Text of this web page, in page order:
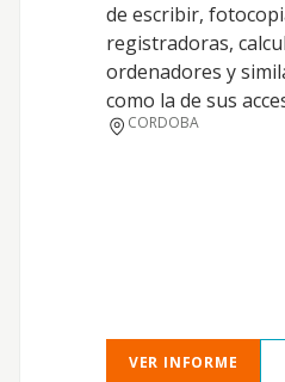
de escribir,
registradoras,
ordenadores y
como la de sus
CORDOBA
VER INFORME